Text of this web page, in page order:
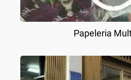
Papeleria